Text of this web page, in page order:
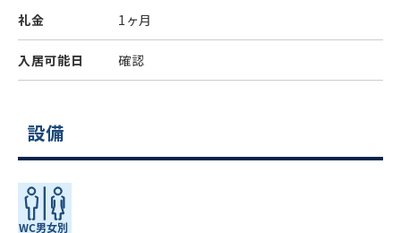
礼金 1ヶ月
入居可能日 確認
設備